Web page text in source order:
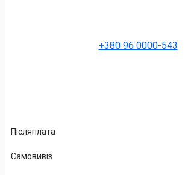
+380 96 0000-543
Післяплата
Самовивіз